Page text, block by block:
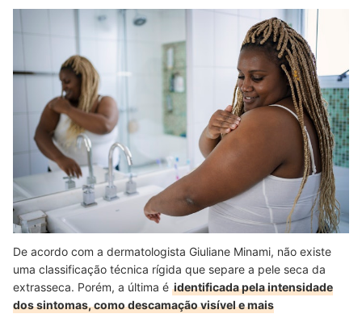
De acordo com a dermatologista Giuliane Minami, não existe
uma classificação técnica rígida que separe a pele seca da
extrasseca. Porém, a última é identificada pela intensidade
dos sintomas, como descamação visível e mais